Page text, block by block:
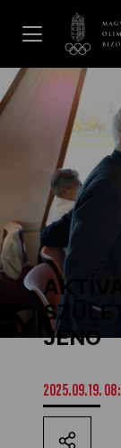
Hírek
Galéria
Dakar
Los
JENŐ
2025.09.19.